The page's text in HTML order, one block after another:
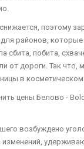
поэтому
районов, которые
сбита, побита,
от дороги. Так что,
в
цены Белово -
возбуждено